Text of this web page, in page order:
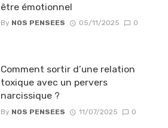
être émotionnel
By NOS PENSEES 05/11/2025 0
Comment sortir d’une relation
toxique avec un pervers
narcissique ?
By NOS PENSEES 11/07/2025 0